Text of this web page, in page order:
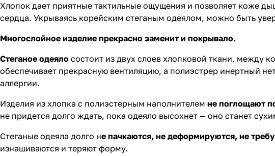
Хлопок дает приятные тактильные ощущения и позволяет коже
сердца. Укрываясь корейским стеганым одеялом, можно быть
Многослойное изделие прекрасно заменит и покрывало.
Стеганое одеяло состоит из двух слоев хлопковой ткани,
обеспечивает прекрасную вентиляцию, а полиэстрер инертный
аллергии.
Изделия из хлопка с полиэстерным наполнителем не поглощают
не придется долго ждать, пока одеяло высохнет — оно станет
Стеганые одеяла долго не пачкаются, не деформируются, не
изнашиваются и теряют форму.